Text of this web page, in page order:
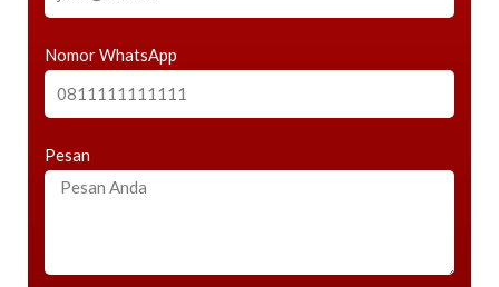
Nomor WhatsApp
Pesan